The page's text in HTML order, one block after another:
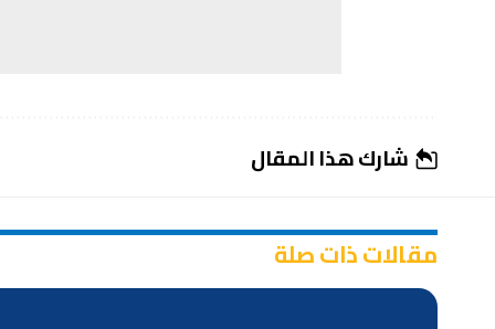
شارك هذا المقال
مقالات ذات صلة